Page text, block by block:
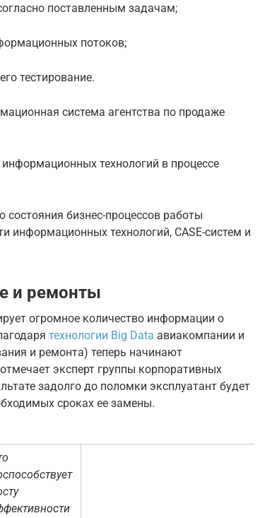
поставленным задачам;
потоков;
тестирование.
система агентства по продаже
технологий в процессе
состояния бизнес-процессов работы
информационных технологий, CASE-систем и
и ремонты
огромное количество информации о
технологии Big Data авиакомпании и
и ремонта) теперь начинают
эксперт группы корпоративных
задолго до поломки эксплуатант будет
сроках ее замены.